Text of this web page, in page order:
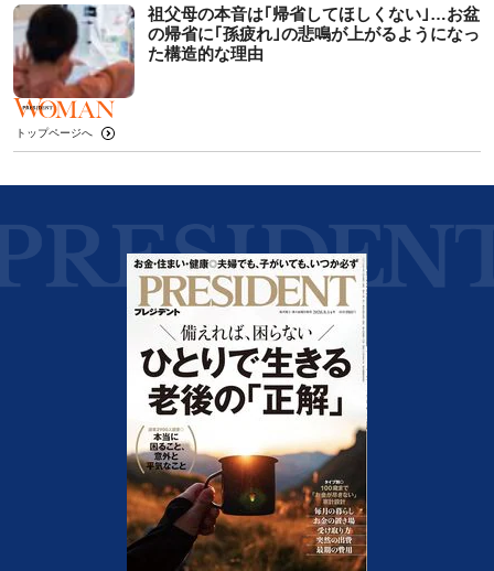
祖父母の本音は｢帰省してほしくない｣…お盆
の帰省に｢孫疲れ｣の悲鳴が上がるようになっ
た構造的な理由
トップページへ